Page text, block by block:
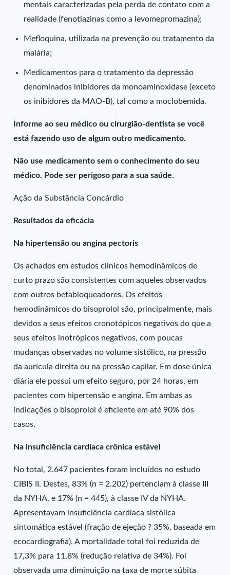
mentais caracterizadas pela perda de contato com a
realidade (fenotiazinas como a levomepromazina);
Mefloquina, utilizada na prevenção ou tratamento da
malária;
Medicamentos para o tratamento da depressão
denominados inibidores da monoaminoxidase (exceto
os inibidores da MAO-B), tal como a moclobemida.
Informe ao seu médico ou cirurgião-dentista se você
está fazendo uso de algum outro medicamento.
Não use medicamento sem o conhecimento do seu
médico. Pode ser perigoso para a sua saúde.
Ação da Substância Concárdio
Resultados da eficácia
Na hipertensão ou angina pectoris
Os achados em estudos clínicos hemodinâmicos de
curto prazo são consistentes com aqueles observados
com outros betabloqueadores. Os efeitos
hemodinâmicos do bisoprolol são, principalmente, mais
devidos a seus efeitos cronotópicos negativos do que a
seus efeitos inotrópicos negativos, com poucas
mudanças observadas no volume sistólico, na pressão
da aurícula direita ou na pressão capilar. Em dose única
diária ele possui um efeito seguro, por 24 horas, em
pacientes com hipertensão e angina. Em ambas as
indicações o bisoprolol é eficiente em até 90% dos
casos.
Na insuficiência cardíaca crônica estável
No total, 2.647 pacientes foram incluídos no estudo
CIBIS II. Destes, 83% (n = 2.202) pertenciam à classe III
da NYHA, e 17% (n = 445), à classe IV da NYHA.
Apresentavam insuficiência cardíaca sistólica
sintomática estável (fração de ejeção ? 35%, baseada em
ecocardiografia). A mortalidade total foi reduzida de
17,3% para 11,8% (redução relativa de 34%). Foi
observada uma diminuição na taxa de morte súbita